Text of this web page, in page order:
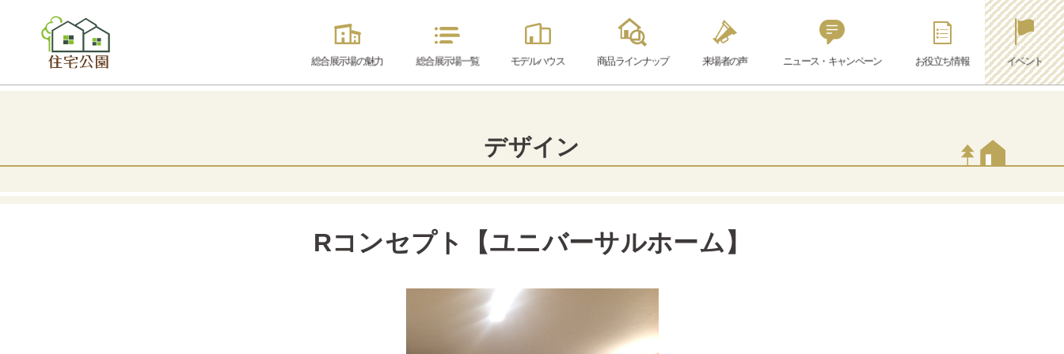
総合展示場の魅力 総合展示場一覧 モデルハウス 商品ラインナップ 来場者の声 ニュース・キャンペーン お役立ち情報 イベント
デザイン
Rコンセプト【ユニバーサルホーム】